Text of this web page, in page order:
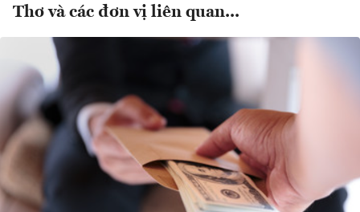
Thơ và các đơn vị liên quan...